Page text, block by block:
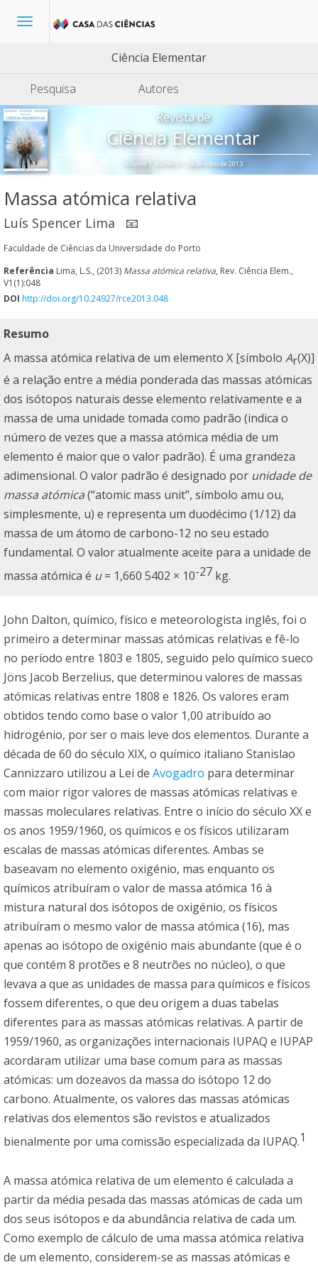
Toggle
Ciência Elementar
Pesquisa
Autores
Revista de
Ciência Elementar
Volume 1, número 1, Dezembro de 2013
Massa atómica relativa
Luís Spencer Lima 📧
Faculdade de Ciências da Universidade do Porto
Referência Lima, L.S., (2013) Massa atómica relativa, Rev. Ciência Elem.,
V1(1):048
DOI http://doi.org/10.24927/rce2013.048
Resumo
A massa atómica relativa de um elemento X [símbolo Ar(X)]
é a relação entre a média ponderada das massas atómicas
dos isótopos naturais desse elemento relativamente e a
massa de uma unidade tomada como padrão (indica o
número de vezes que a massa atómica média de um
elemento é maior que o valor padrão). É uma grandeza
adimensional. O valor padrão é designado por unidade de
massa atómica(“atomic mass unit”, símbolo amu ou,
simplesmente, u) e representa um duodécimo (1/12) da
massa de um átomo de carbono-12 no seu estado
fundamental. O valor atualmente aceite para a unidade de
massa atómica é u= 1,660 5402 × 10-27 kg.
John Dalton, químico, físico e meteorologista inglês, foi o
primeiro a determinar massas atómicas relativas e fê-lo
no período entre 1803 e 1805, seguido pelo químico sueco
Jöns Jacob Berzelius, que determinou valores de massas
atómicas relativas entre 1808 e 1826. Os valores eram
obtidos tendo como base o valor 1,00 atribuído ao
hidrogénio, por ser o mais leve dos elementos. Durante a
década de 60 do século XIX, o químico italiano Stanislao
Cannizzaro utilizou a Lei de Avogadro para determinar
com maior rigor valores de massas atómicas relativas e
massas moleculares relativas. Entre o início do século XX e
os anos 1959/1960, os químicos e os físicos utilizaram
escalas de massas atómicas diferentes. Ambas se
baseavam no elemento oxigénio, mas enquanto os
químicos atribuíram o valor de massa atómica 16 à
mistura natural dos isótopos de oxigénio, os físicos
atribuíram o mesmo valor de massa atómica (16), mas
apenas ao isótopo de oxigénio mais abundante (que é o
que contém 8 protões e 8 neutrões no núcleo), o que
levava a que as unidades de massa para químicos e físicos
fossem diferentes, o que deu origem a duas tabelas
diferentes para as massas atómicas relativas. A partir de
1959/1960, as organizações internacionais IUPAQ e IUPAP
acordaram utilizar uma base comum para as massas
atómicas: um dozeavos da massa do isótopo 12 do
carbono. Atualmente, os valores das massas atómicas
relativas dos elementos são revistos e atualizados
bienalmente por uma comissão especializada da IUPAQ.1
A massa atómica relativa de um elemento é calculada a
partir da média pesada das massas atómicas de cada um
dos seus isótopos e da abundância relativa de cada um.
Como exemplo de cálculo de uma massa atómica relativa
de um elemento, considerem-se as massas atómicas e